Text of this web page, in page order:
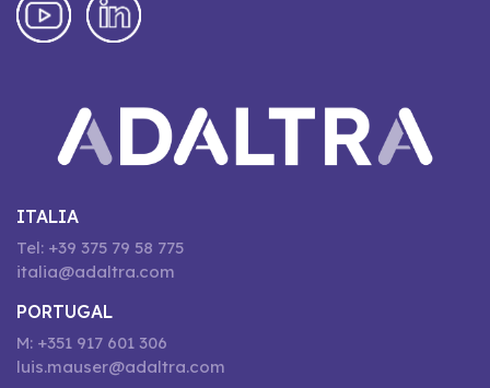
ITALIA
Tel: +39 375 79 58 775
italia@adaltra.com
PORTUGAL
M: +351 917 601 306
luis.mauser@adaltra.com